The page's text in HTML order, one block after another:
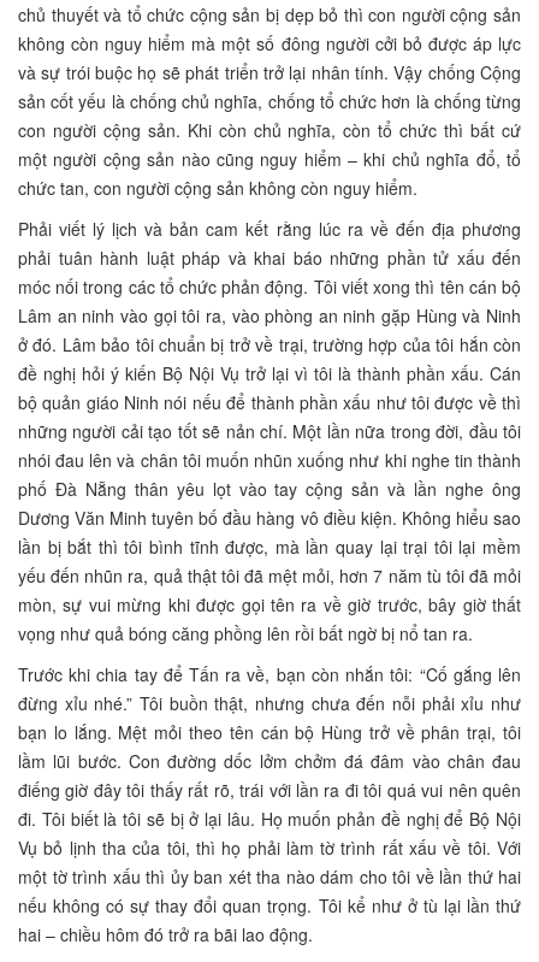
chủ thuyết và tổ chức cộng sản bị dẹp bỏ thì con người cộng sản
không còn nguy hiểm mà một số đông người cởi bỏ được áp lực
và sự trói buộc họ sẽ phát triển trở lại nhân tính. Vậy chống Cộng
sản cốt yếu là chống chủ nghĩa, chống tổ chức hơn là chống từng
con người cộng sản. Khi còn chủ nghĩa, còn tổ chức thì bất cứ
một người cộng sản nào cũng nguy hiểm – khi chủ nghĩa đổ, tổ
chức tan, con người cộng sản không còn nguy hiểm.
Phải viết lý lịch và bản cam kết rằng lúc ra về đến địa phương
phải tuân hành luật pháp và khai báo những phần tử xấu đến
móc nối trong các tổ chức phản động. Tôi viết xong thì tên cán bộ
Lâm an ninh vào gọi tôi ra, vào phòng an ninh gặp Hùng và Ninh
ở đó. Lâm bảo tôi chuẩn bị trở về trại, trường hợp của tôi hắn còn
đề nghị hỏi ý kiến Bộ Nội Vụ trở lại vì tôi là thành phần xấu. Cán
bộ quản giáo Ninh nói nếu để thành phần xấu như tôi được về thì
những người cải tạo tốt sẽ nản chí. Một lần nữa trong đời, đầu tôi
nhói đau lên và chân tôi muốn nhũn xuống như khi nghe tin thành
phố Đà Nẵng thân yêu lọt vào tay cộng sản và lần nghe ông
Dương Văn Minh tuyên bố đầu hàng vô điều kiện. Không hiểu sao
lần bị bắt thì tôi bình tĩnh được, mà lần quay lại trại tôi lại mềm
yếu đến nhũn ra, quả thật tôi đã mệt mỏi, hơn 7 năm tù tôi đã mỏi
mòn, sự vui mừng khi được gọi tên ra về giờ trước, bây giờ thất
vọng như quả bóng căng phồng lên rồi bất ngờ bị nổ tan ra.
Trước khi chia tay để Tấn ra về, bạn còn nhắn tôi: “Cố gắng lên
đừng xỉu nhé.” Tôi buồn thật, nhưng chưa đến nỗi phải xỉu như
bạn lo lắng. Mệt mỏi theo tên cán bộ Hùng trở về phân trại, tôi
lầm lũi bước. Con đường dốc lởm chởm đá đâm vào chân đau
điếng giờ đây tôi thấy rất rõ, trái với lần ra đi tôi quá vui nên quên
đi. Tôi biết là tôi sẽ bị ở lại lâu. Họ muốn phản đề nghị để Bộ Nội
Vụ bỏ lịnh tha của tôi, thì họ phải làm tờ trình rất xấu về tôi. Với
một tờ trình xấu thì ủy ban xét tha nào dám cho tôi về lần thứ hai
nếu không có sự thay đổi quan trọng. Tôi kể như ở tù lại lần thứ
hai – chiều hôm đó trở ra bãi lao động.